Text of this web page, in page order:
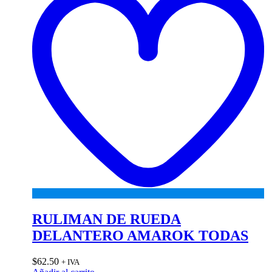
RULIMAN DE RUEDA
DELANTERO AMAROK TODAS
$62.50 + IVA